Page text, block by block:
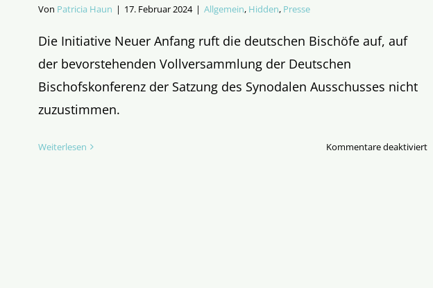
Von Patricia Haun | 17. Februar 2024 | Allgemein, Hidden, Presse
Die Initiative Neuer Anfang ruft die deutschen Bischöfe auf, auf
der bevorstehenden Vollversammlung der Deutschen
Bischofskonferenz der Satzung des Synodalen Ausschusses nicht
zuzustimmen.
Weiterlesen Kommentare deaktiviertfür